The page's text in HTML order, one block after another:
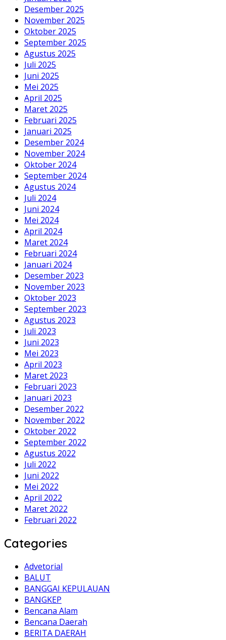
Desember 2025
November 2025
Oktober 2025
September 2025
Agustus 2025
Juli 2025
Juni 2025
Mei 2025
April 2025
Maret 2025
Februari 2025
Januari 2025
Desember 2024
November 2024
Oktober 2024
September 2024
Agustus 2024
Juli 2024
Juni 2024
Mei 2024
April 2024
Maret 2024
Februari 2024
Januari 2024
Desember 2023
November 2023
Oktober 2023
September 2023
Agustus 2023
Juli 2023
Juni 2023
Mei 2023
April 2023
Maret 2023
Februari 2023
Januari 2023
Desember 2022
November 2022
Oktober 2022
September 2022
Agustus 2022
Juli 2022
Juni 2022
Mei 2022
April 2022
Maret 2022
Februari 2022
Categories
Advetorial
BALUT
BANGGAI KEPULAUAN
BANGKEP
Bencana Alam
Bencana Daerah
BERITA DAERAH